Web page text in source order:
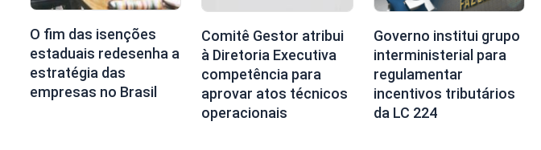
O fim das isenções
estaduais redesenha a
estratégia das
empresas no Brasil
Comitê Gestor atribui
à Diretoria Executiva
competência para
aprovar atos técnicos
operacionais
Governo institui grupo
interministerial para
regulamentar
incentivos tributários
da LC 224